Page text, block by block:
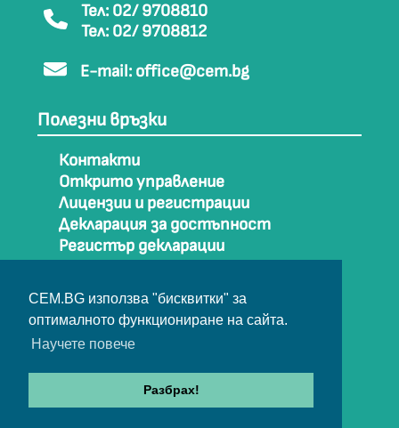
CEM.BG използва "бисквитки" за
оптималното функциониране на сайта.
Научете повече
Разбрах!
Тел: 02/ 9708810
Тел: 02/ 9708812
E-mail: office@cem.bg
Полезни връзки
Контакти
Открито управление
Лицензии и регистрации
Декларация за достъпност
Регистър декларации
Карта на сайта
Архив
© Съвет за електронни медии 2025